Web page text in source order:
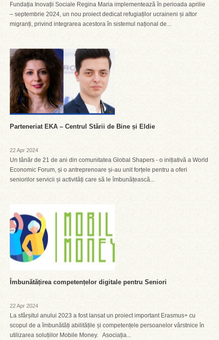
Fundația Inovații Sociale Regina Maria implementează în perioada aprilie
– septembrie 2024, un nou proiect dedicat refugiaților ucraineni și altor
migranți, privind integrarea acestora în sistemul național de...
Parteneriat EKA – Centrul Stării de Bine și Eldie
22 Apr 2024
Un tânăr de 21 de ani din comunitatea Global Shapers - o inițiativă a World
Economic Forum, și o antreprenoare și-au unit forțele pentru a oferi
seniorilor servicii și activități care să le îmbunățească...
Îmbunătățirea competențelor digitale pentru Seniori
22 Apr 2024
La sfârșitul anului 2023 a fost lansat un proiect important Erasmus+ cu
scopul de a îmbunătăți abilitățile și competențele persoanelor vârstnice în
utilizarea soluțiilor Mobile Money. Asociația...